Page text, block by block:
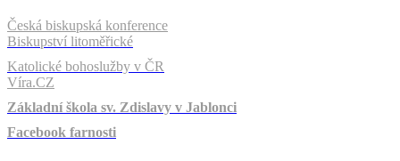
Česká biskupská konference
Biskupství litoměřické
Katolické bohoslužby v ČR
Víra.CZ
Základní škola sv. Zdislavy v Jablonci
Facebook farnosti